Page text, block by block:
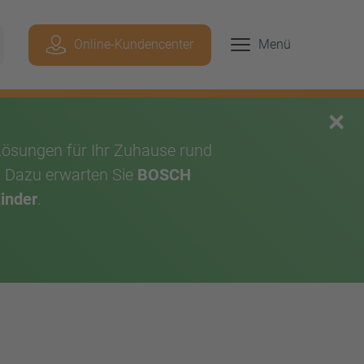
×
für Ihr Zuhause rund
Dazu erwarten Sie BOSCH
.
Geben Sie hier Ihren Suchbegriff ein, um
Online-Kundencenter Menü